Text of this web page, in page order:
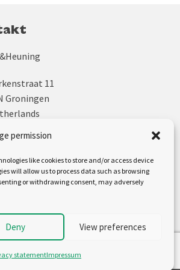
permission
like cookies to store and/or access device
will allow us to process data such as browsing
or withdrawing consent, may adversely
Deny View preferences
statementImpressum
11
Groningen
312 64 48
auf: